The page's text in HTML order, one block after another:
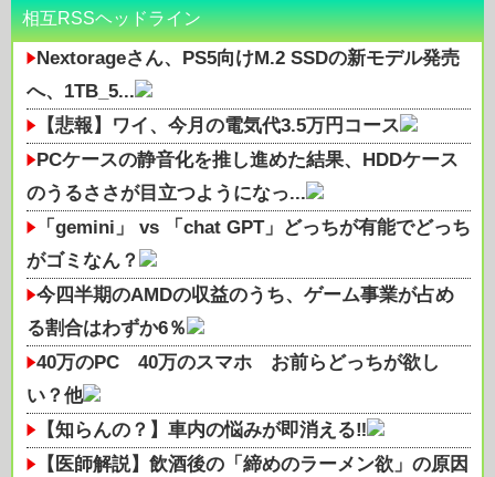
相互RSSヘッドライン
Nextorageさん、PS5向けM.2 SSDの新モデル発売
へ、1TB_5...
【悲報】ワイ、今月の電気代3.5万円コース
PCケースの静音化を推し進めた結果、HDDケース
のうるささが目立つようになっ...
「gemini」 vs 「chat GPT」どっちが有能でどっち
がゴミなん？
今四半期のAMDの収益のうち、ゲーム事業が占め
る割合はわずか6％
40万のPC 40万のスマホ お前らどっちが欲し
い？他
【知らんの？】車内の悩みが即消える‼
【医師解説】飲酒後の「締めのラーメン欲」の原因